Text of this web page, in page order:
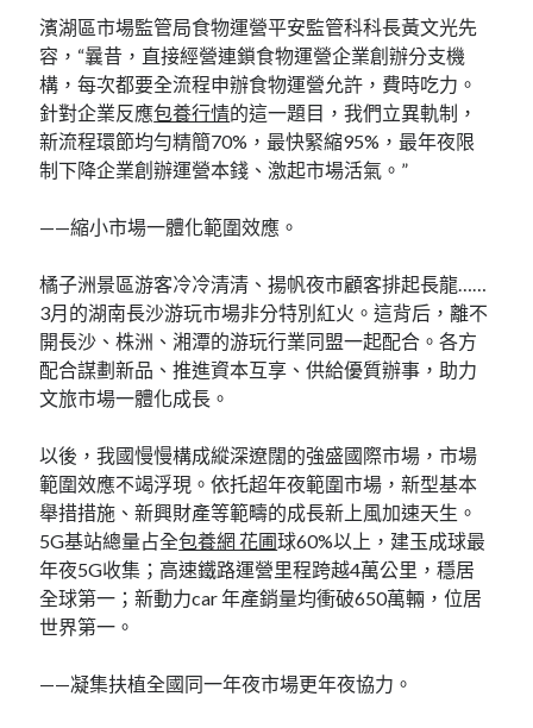
濱湖區市場監管局食物運營平安監管科科長黃文光先
容，“曩昔，直接經營連鎖食物運營企業創辦分支機
構，每次都要全流程申辦食物運營允許，費時吃力。
針對企業反應包養行情的這一題目，我們立異軌制，
新流程環節均勻精簡70%，最快緊縮95%，最年夜限
制下降企業創辦運營本錢、激起市場活氣。”
——縮小市場一體化範圍效應。
橘子洲景區游客冷冷清清、揚帆夜市顧客排起長龍……
3月的湖南長沙游玩市場非分特別紅火。這背后，離不
開長沙、株洲、湘潭的游玩行業同盟一起配合。各方
配合謀劃新品、推進資本互享、供給優質辦事，助力
文旅市場一體化成長。
以後，我國慢慢構成縱深遼闊的強盛國際市場，市場
範圍效應不竭浮現。依托超年夜範圍市場，新型基本
舉措措施、新興財產等範疇的成長新上風加速天生。
5G基站總量占全包養網 花圃球60%以上，建玉成球最
年夜5G收集；高速鐵路運營里程跨越4萬公里，穩居
全球第一；新動力car 年產銷量均衝破650萬輛，位居
世界第一。
——凝集扶植全國同一年夜市場更年夜協力。